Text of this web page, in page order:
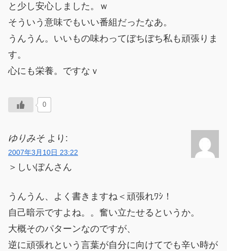
と少し安心しました。ｗ
そういう意味でもいい番組だったなあ。
うんうん。いいもの味わってぼちぼち私も頑張りま
す。
心にも栄養。ですなｖ
0
ゆりみそ より:
2007年3月10日 23:22
＞しいぽんさん
うんうん、よく書きますね＜頑張れﾜｼ！
自己暗示ですよね。。奮い立たせるというか。
大概そのパターンなのですが、
逆に頑張れという言葉が自分に向けてでも辛い時が